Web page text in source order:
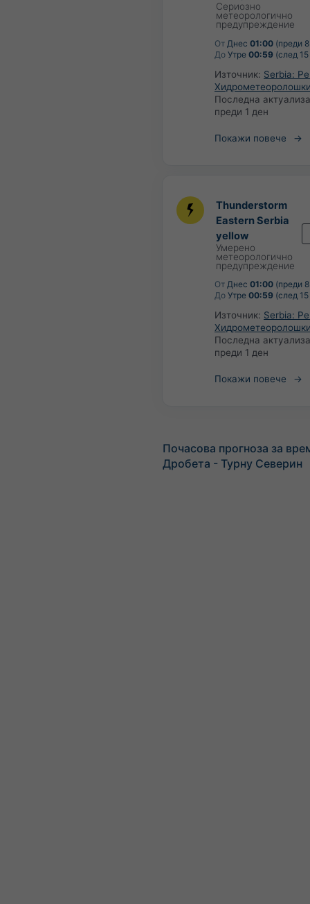
Сериозно
метеорологично
предупреждение
От Днес 01:00 (преди
До Утре 00:59 (след
Източник: Serbia:
Последна
преди 1 ден
Покажи повече
Thunderstorm
Eastern Serbia
yellow
Умерено
метеорологично
предупреждение
От Днес 01:00 (преди
До Утре 00:59 (след
Източник: Serbia:
Последна
преди 1 ден
Покажи повече
Почасова прогноза за
Дробета - Турну Северин